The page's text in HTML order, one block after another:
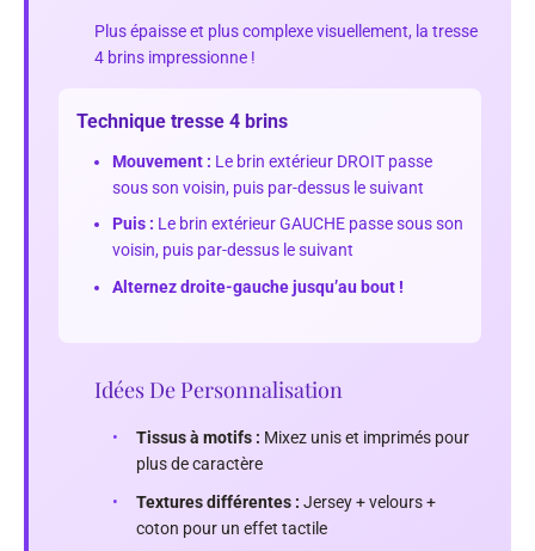
Plus épaisse et plus complexe visuellement, la tresse
4 brins impressionne !
Technique tresse 4 brins
Mouvement : Le brin extérieur DROIT passe
sous son voisin, puis par-dessus le suivant
Puis : Le brin extérieur GAUCHE passe sous son
voisin, puis par-dessus le suivant
Alternez droite-gauche jusqu’au bout !
Idées De Personnalisation
• Tissus à motifs : Mixez unis et imprimés pour
plus de caractère
•
Textures différentes : Jersey + velours +
coton pour un effet tactile